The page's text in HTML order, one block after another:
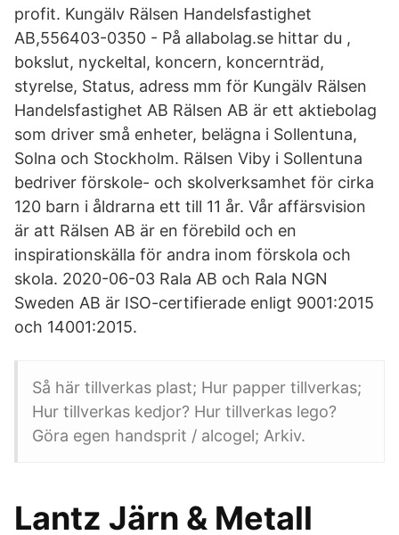
profit. Kungälv Rälsen Handelsfastighet
AB,556403-0350 - På allabolag.se hittar du ,
bokslut, nyckeltal, koncern, koncernträd,
styrelse, Status, adress mm för Kungälv Rälsen
Handelsfastighet AB Rälsen AB är ett aktiebolag
som driver små enheter, belägna i Sollentuna,
Solna och Stockholm. Rälsen Viby i Sollentuna
bedriver förskole- och skolverksamhet för cirka
120 barn i åldrarna ett till 11 år. Vår affärsvision
är att Rälsen AB är en förebild och en
inspirationskälla för andra inom förskola och
skola. 2020-06-03 Rala AB och Rala NGN
Sweden AB är ISO-certifierade enligt 9001:2015
och 14001:2015.
Så här tillverkas plast; Hur papper tillverkas;
Hur tillverkas kedjor? Hur tillverkas lego?
Göra egen handsprit / alcogel; Arkiv.
Lantz Järn & Metall